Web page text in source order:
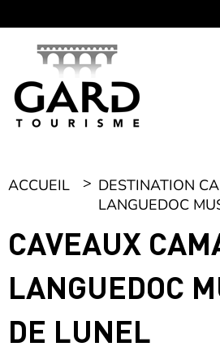
ACCUEIL
DESTINATION
LANGUEDOC
CAVEAUX
LANGUEDOC
DE LUNEL